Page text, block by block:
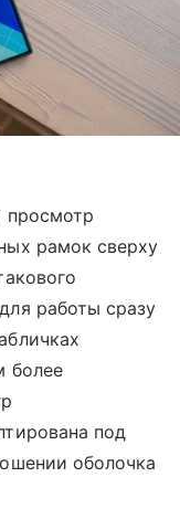
просмотр
рамок сверху
работы сразу
более
под
оболочка